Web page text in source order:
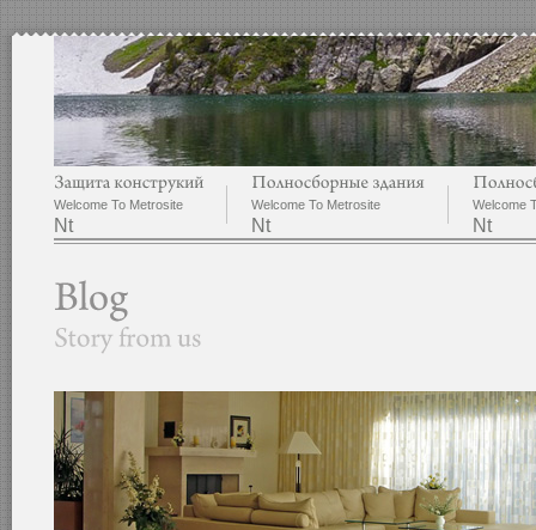
Welcome To Metrosite
Nt
Welcome To Metrosite
Nt
Welcome
Nt